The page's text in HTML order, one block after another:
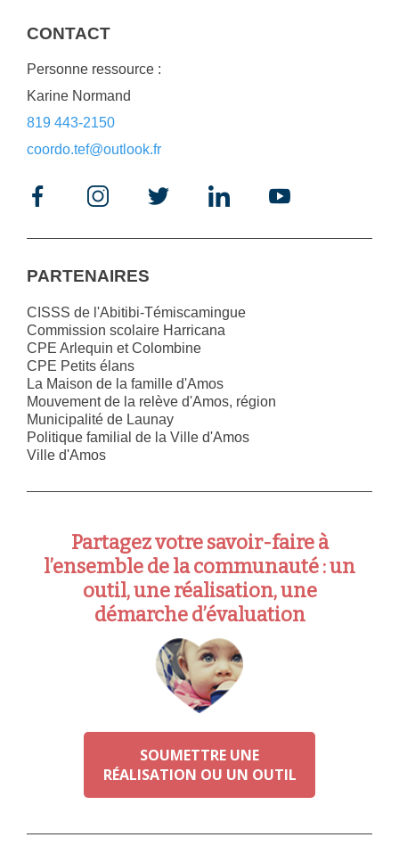
CONTACT
Personne ressource :
Karine Normand
819 443-2150
coordo.tef@outlook.fr
PARTENAIRES
CISSS de l'Abitibi-Témiscamingue
Commission scolaire Harricana
CPE Arlequin et Colombine
CPE Petits élans
La Maison de la famille d'Amos
Mouvement de la relève d'Amos, région
Municipalité de Launay
Politique familial de la Ville d'Amos
Ville d'Amos
Partagez votre savoir-faire à
l’ensemble de la communauté : un
outil, une réalisation, une
démarche d’évaluation
SOUMETTRE UNE
RÉALISATION OU UN OUTIL